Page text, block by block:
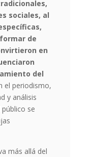
sociales, al
de
en
del
el periodismo,
y análisis
se
más allá del